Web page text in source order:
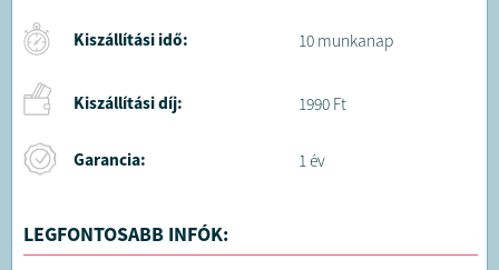
Kiszállítási idő: 10 munkanap
Kiszállítási díj: 1990 Ft
Garancia: 1 év
LEGFONTOSABB INFÓK: